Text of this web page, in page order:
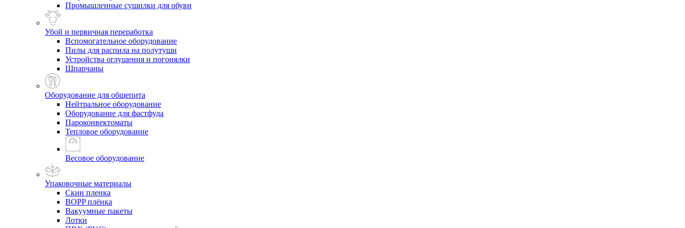
Промышленные сушилки для обуви
Убой и первичная переработка
Вспомогательное оборудование
Пилы для распила на полутуши
Устройства оглушения и погонялки
Шпарчаны
Оборудование для общепита
Нейтральное оборудование
Оборудование для фастфуда
Пароконвектоматы
Тепловое оборудование
Весовое оборудование
Упаковочные материалы
Скин пленка
BOPP плёнка
Вакуумные пакеты
Лотки